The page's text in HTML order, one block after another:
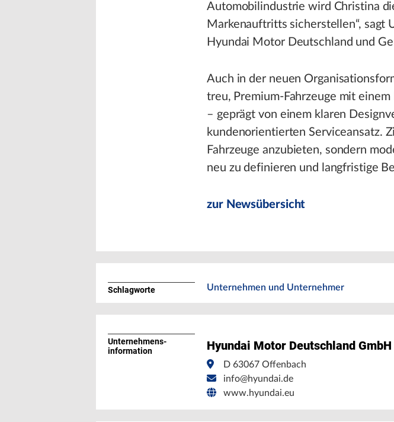
Automobilindustrie wird Christina
Markenauftritts sicherstellen“, sagt
Hyundai Motor Deutschland und
Auch in der neuen
treu, Premium-Fahrzeuge mit
– geprägt von einem klaren
kundenorientierten Serviceansatz.
Fahrzeuge anzubieten, sondern
neu zu definieren und langfristige
zur Newsübersicht
Schlagworte Unternehmen und Unternehmer
Unternehmens­
information
Hyundai Motor Deutschland GmbH
D 63067 Offenbach
info@hyundai.de
www.hyundai.eu